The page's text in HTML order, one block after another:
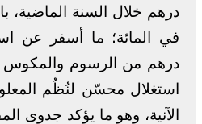
درهم من الرسوم والمكوس
استغلال محسّن لنُظُم
الآنية، وهو ما يؤكد جدوى